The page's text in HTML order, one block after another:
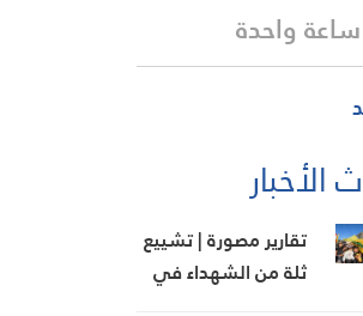
واحدة
الأخبار
تقارير مصورة | تشييع
ثلة من الشهداء في